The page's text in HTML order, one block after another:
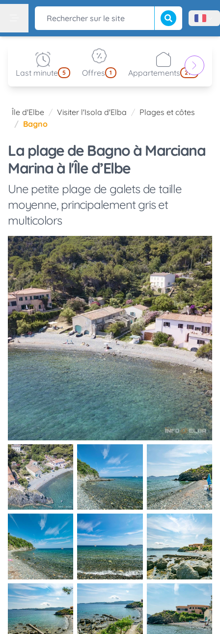
Rechercher sur le site Lancer la Menù
Last minute 5 Offres 1 Appartements 214
Île d'Elbe Visiter l'Isola d'Elba
Plages et côtes
Bagno
La plage de Bagno à Marciana
Marina à l'Île d’Elbe
Une petite plage de galets de taille
moyenne, principalement gris et
multicolors